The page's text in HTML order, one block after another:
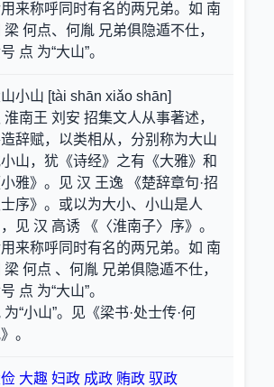
来称呼同时有名的两兄弟。如 南
梁 何点、何胤 兄弟俱隐遁不仕，
点 为“大山”。
小山 [tài shān xiǎo shān]
淮南王 刘安 招集文人从事著述，
辞赋，以类相从，分别称为大山
山，犹《诗经》之有《大雅》和
小雅》。见 汉 王逸 《楚辞章句·招
士序》。或以为大小、小山是人
见 汉 高诱 《〈淮南子〉序》。
来称呼同时有名的两兄弟。如 南
梁 何点 、何胤 兄弟俱隐遁不仕，
点 为“大山”。
为“小山”。见《梁书·处士传·何
。
大趣 妇政 成政 贿政 驭政